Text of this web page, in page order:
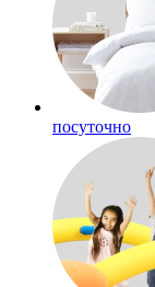
посуточно